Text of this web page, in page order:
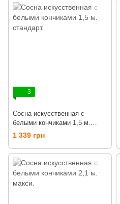
3
Сосна искусственная с
белыми кончиками 1,5 м.
стандарт.
1 339 грн